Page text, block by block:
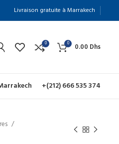
Livraison gratuite à Marrakech
0 0 0.00 Dhs
+(212) 666 535 374